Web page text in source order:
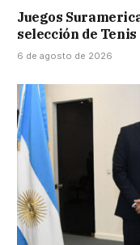
Juegos
selección de Tenis
6 de agosto de 2026